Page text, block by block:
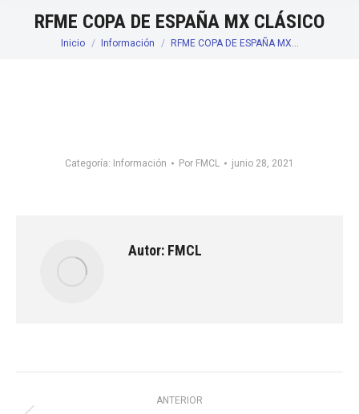
RFME COPA DE ESPAÑA MX CLÁSICO
Estás aquí:
Inicio Información RFME COPA DE ESPAÑA MX…
Categoría: Información Por FMCL junio 28, 2021
Autor: FMCL
Navegación
ANTERIOR